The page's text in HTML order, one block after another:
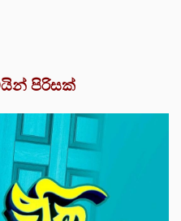
පිරිසක්